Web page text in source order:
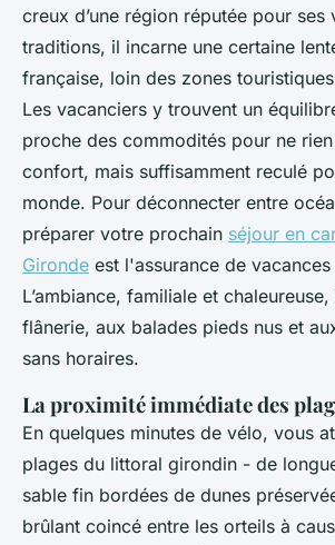
creux d’une région réputée pour ses
traditions, il incarne une certaine
française, loin des zones
Les vacanciers y trouvent un
proche des commodités pour ne
confort, mais suffisamment reculé
monde. Pour déconnecter entre
préparer votre prochain séjour en
Gironde est l'assurance de vacances
L’ambiance, familiale et
flânerie, aux balades pieds nus et
sans horaires.
La proximité immédiate des
En quelques minutes de vélo, vous
plages du littoral girondin - de
sable fin bordées de dunes
brûlant coincé entre les orteils à